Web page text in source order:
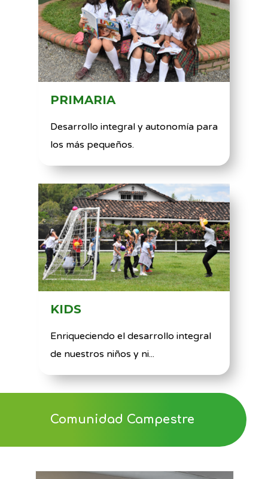
PRIMARIA
Desarrollo integral y autonomía para
los más pequeños.
KIDS
Enriqueciendo el desarrollo integral
de nuestros niños y ni...
Comunidad Campestre